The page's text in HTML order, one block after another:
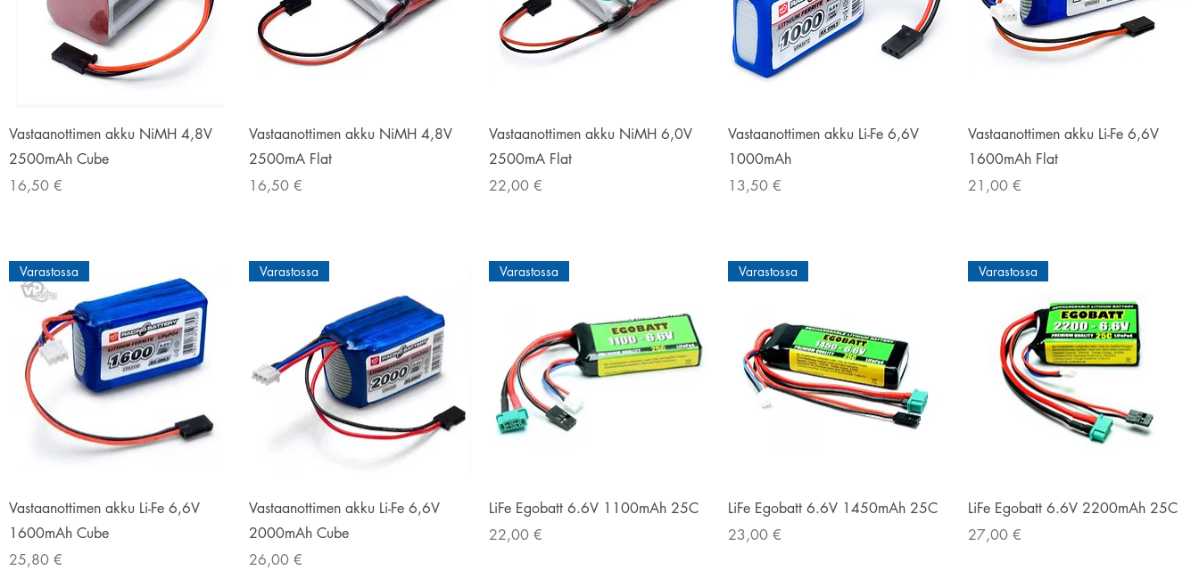
Pikakatselu
Vastaanottimen akku NiMH 4,8V
2500mAh Cube
Hinta
16,50 €
Pikakatselu
Vastaanottimen akku NiMH 4,8V
2500mA Flat
Hinta
16,50 €
Pikakatselu
Vastaanottimen akku NiMH 6,0V
2500mA Flat
Hinta
22,00 €
Pikakatselu
Vastaanottimen akku Li-Fe 6,6V
1000mAh
Hinta
13,50 €
Pikakatselu
Vastaanottimen akku Li-Fe 6,6V
1600mAh Flat
Hinta
21,00 €
Pikakatselu
Varastossa
Vastaanottimen akku Li-Fe 6,6V
1600mAh Cube
Hinta
25,80 €
Pikakatselu
Varastossa
Vastaanottimen akku Li-Fe 6,6V
2000mAh Cube
Hinta
26,00 €
Pikakatselu
Varastossa
LiFe Egobatt 6.6V 1100mAh 25C
Hinta
22,00 €
Pikakatselu
Varastossa
LiFe Egobatt 6.6V 1450mAh 25C
Hinta
23,00 €
Pikakatselu
Varastossa
LiFe Egobatt 6.6V 2200mAh 25C
Hinta
27,00 €